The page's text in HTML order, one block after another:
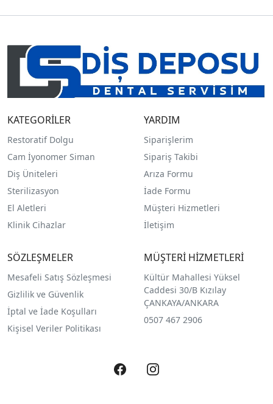
KATEGORİLER
Restoratif Dolgu
Cam İyonomer Siman
Diş Üniteleri
Sterilizasyon
El Aletleri
Klinik Cihazlar
YARDIM
Siparişlerim
Sipariş Takibi
Arıza Formu
İade Formu
Müşteri Hizmetleri
İletişim
SÖZLEŞMELER
Mesafeli Satış Sözleşmesi
Gizlilik ve Güvenlik
İptal ve İade Koşulları
Kişisel Veriler Politikası
MÜŞTERİ HİZMETLERİ
Kültür Mahallesi Yüksel
Caddesi 30/B Kızılay
ÇANKAYA/ANKARA
0507 467 2906